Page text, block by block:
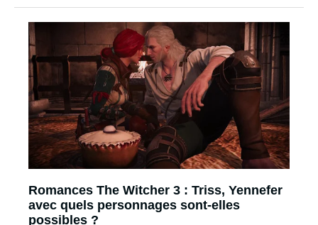
Romances The Witcher 3 : Triss, Yennefer
avec quels personnages sont-elles
possibles ?